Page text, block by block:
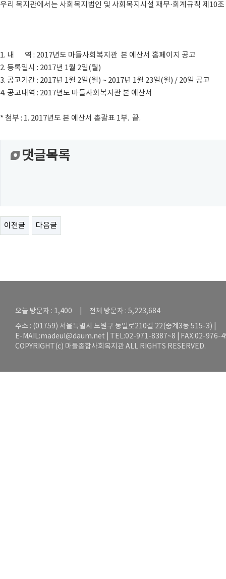
우리 복지관에서는 사회복지법인 및 사회복지시설 재무·회계규칙 제10
1. 내 역 : 2017년도 마들사회복지관 본 예산서 홈페이지 공고
2. 등록일시 : 2017년 1월 2일(월)
3. 공고기간 : 2017년 1월 2일(월) ~ 2017년 1월 23일(월) / 20일 공고
4. 공고내역 : 2017년도 마들사회복지관 본 예산서
* 첨부 : 1. 2017년도 본 예산서 총괄표 1부. 끝.
댓글목록
이전글 다음글
오늘 방문자 : 1,400 | 전체 방문자 : 5,223,684
주소 : (01759) 서울특별시 노원구 동일로210길 22(중계3동 515-3) |
E-MAIL:madeul@daum.net | TEL:02-971-8387~8 | FAX:02-976-
COPYRIGHT(c) 마들종합사회복지관 ALL RIGHTS RESERVED.